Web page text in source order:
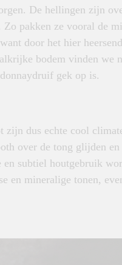
De hellingen zijn
pakken ze vooral de
door het hier
bodem vinden we
gek op is.
dus echte cool
over de tong glijden
subtiel houtgebruik
en mineralige tonen,